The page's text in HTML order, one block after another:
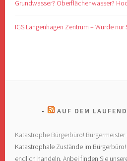
Grundwasser? Oberflächenwasser?
IGS Langenhagen Zentrum – Wurde
AUF DEM
Katastrophe Bürgerbüro!
Katastrophale Zustände im
endlich handeln. Anbei finden Sie